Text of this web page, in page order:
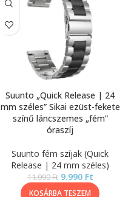
Suunto „Quick Release | 24
mm széles” Sikai ezüst-fekete
színű láncszemes „fém”
óraszíj
Suunto fém szíjak (Quick
Release | 24 mm széles)
11.990Ft 9.990 Ft
KOSÁRBA TESZEM